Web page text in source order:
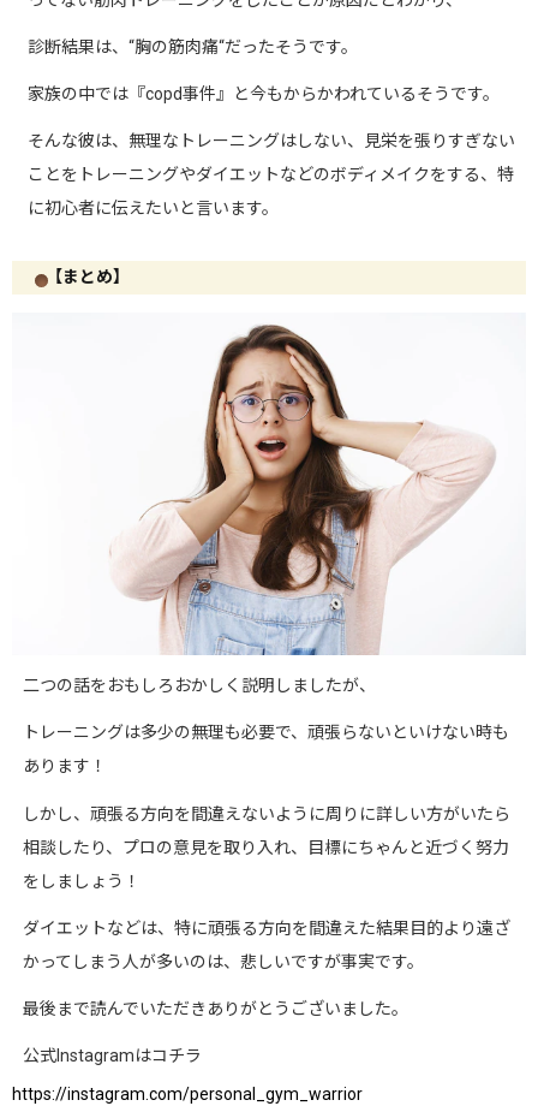
診断結果は、 “胸の筋肉痛“だったそうです。
家族の中では『copd事件』と今もからかわれているそうです。
そんな彼は、無理なトレーニングはしない、見栄を張りすぎない
ことをトレーニングやダイエットなどのボディメイクをする、特
に初心者に伝えたいと言います。
【まとめ】
二つの話をおもしろおかしく説明しましたが、
トレーニングは多少の無理も必要で、頑張らないといけない時も
あります！
しかし、頑張る方向を間違えないように周りに詳しい方がいたら
相談したり、プロの意見を取り入れ、目標にちゃんと近づく努力
をしましょう！
ダイエットなどは、特に頑張る方向を間違えた結果目的より遠ざ
かってしまう人が多いのは、悲しいですが事実です。
最後まで読んでいただきありがとうございました。
公式Instagramはコチラ
https://instagram.com/personal_gym_warrior